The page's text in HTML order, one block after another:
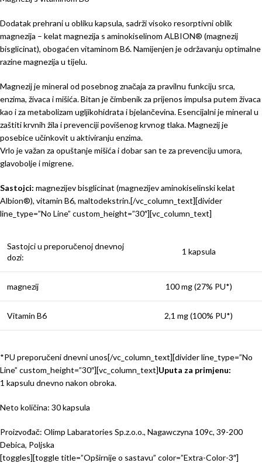
Dodatak prehrani u obliku kapsula, sadrži visoko resorptivni oblik
magnezija – kelat magnezija s aminokiselinom ALBION® (magnezij
bisglicinat), obogaćen vitaminom B6. Namijenjen je održavanju optimalne
razine magnezija u tijelu.
Magnezij je mineral od posebnog značaja za pravilnu funkciju srca,
enzima, živaca i mišića. Bitan je čimbenik za prijenos impulsa putem živaca
kao i za metabolizam ugljikohidrata i bjelančevina. Esencijalni je mineral u
zaštiti krvnih žila i prevenciji povišenog krvnog tlaka. Magnezij je
posebice učinkovit u aktiviranju enzima.
Vrlo je važan za opuštanje mišića i dobar san te za prevenciju umora,
glavobolje i migrene.
Sastojci: magnezijev bisglicinat (magnezijev aminokiselinski kelat
Albion®), vitamin B6, maltodekstrin.[/vc_column_text][divider
line_type=”No Line” custom_height=”30″][vc_column_text]
Sastojci u preporučenoj dnevnoj
dozi:
1 kapsula
magnezij 100 mg (27% PU*)
Vitamin B6 2,1 mg (100% PU*)
*PU preporučeni dnevni unos[/vc_column_text][divider line_type=”No
Line” custom_height=”30″][vc_column_text]Uputa za primjenu:
1 kapsulu dnevno nakon obroka.
Neto količina: 30 kapsula
Proizvođač: Olimp Labaratories Sp.z.o.o., Nagawczyna 109c, 39-200
Debica, Poljska
[toggles][toggle title=”Opširnije o sastavu” color=”Extra-Color-3″]